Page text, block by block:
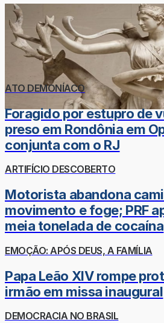
ATO DEMONÍACO
Foragido por estupro de
preso em Rondônia em
conjunta com o RJ
ARTIFÍCIO DESCOBERTO
Motorista abandona
movimento e foge; PRF
meia tonelada de cocaína
EMOÇÃO: APÓS DEUS, A FAMÍLIA
Papa Leão XIV rompe
irmão em missa inaugural
DEMOCRACIA NO BRASIL